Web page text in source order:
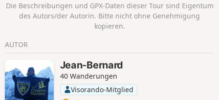
Die Beschreibungen und GPX-Daten dieser Tour sind Eigentum
des Autors/der Autorin. Bitte nicht ohne Genehmigung
kopieren.
AUTOR
Jean-Bernard
40 Wanderungen
Visorando-Mitglied